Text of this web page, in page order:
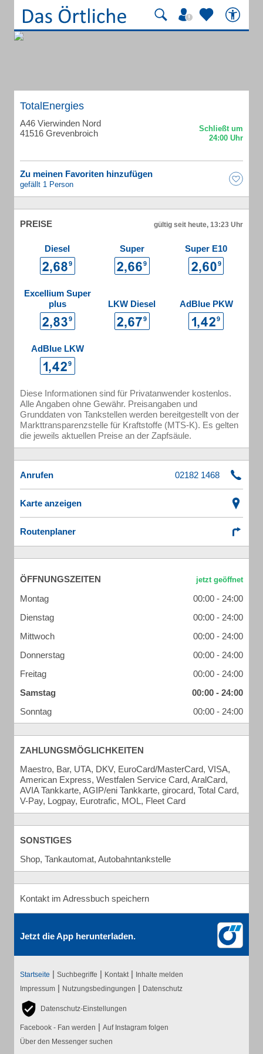
TotalEnergies
A46 Vierwinden Nord
41516 Grevenbroich
Zu meinen Favoriten hinzufügen
gefällt 1 Person
PREISE gültig seit heute, 13:23 Uhr
Diesel Super Super E10
Excellium Super
plus
LKW Diesel AdBlue PKW
AdBlue LKW
Diese Informationen sind für Privatanwender kostenlos.
Alle Angaben ohne Gewähr. Preisangaben und
Grunddaten von Tankstellen werden bereitgestellt von der
Markttransparenzstelle für Kraftstoffe (MTS-K). Es gelten
die jeweils aktuellen Preise an der Zapfsäule.
Anrufen
Karte anzeigen
Routenplaner
ÖFFNUNGSZEITEN
Montag
00:00 - 24:00
Dienstag
00:00 - 24:00
Mittwoch
00:00 - 24:00
Donnerstag
00:00 - 24:00
Freitag
00:00 - 24:00
Samstag
00:00 - 24:00
Sonntag
00:00 - 24:00
ZAHLUNGSMÖGLICHKEITEN
Maestro, Bar, UTA, DKV, EuroCard/MasterCard, VISA,
American Express, Westfalen Service Card, AralCard,
AVIA Tankkarte, AGIP/eni Tankkarte, girocard, Total Card,
V-Pay, Logpay, Eurotrafic, MOL, Fleet Card
SONSTIGES
Shop, Tankautomat, Autobahntankstelle
Kontakt im Adressbuch speichern
Jetzt die App herunterladen.
Startseite | Suchbegriffe | Kontakt | Inhalte melden
Impressum | Nutzungsbedingungen | Datenschutz
Datenschutz-Einstellungen
Facebook - Fan werden | Auf Instagram folgen
Über den Messenger suchen